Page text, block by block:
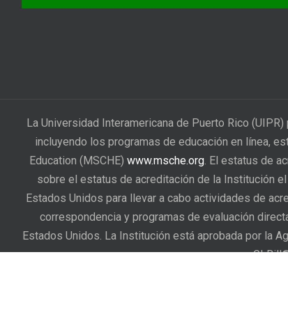
La Universidad Interamericana de Puerto Rico
incluyendo los programas de educación en línea,
Education (MSCHE) www.msche.org. El estatus de
sobre el estatus de acreditación de la Institución
Estados Unidos para llevar a cabo actividades de
correspondencia y programas de evaluación
Estados Unidos. La Institución está aprobada por la
GI